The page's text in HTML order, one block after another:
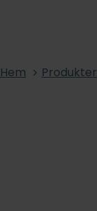
Hem Produkter